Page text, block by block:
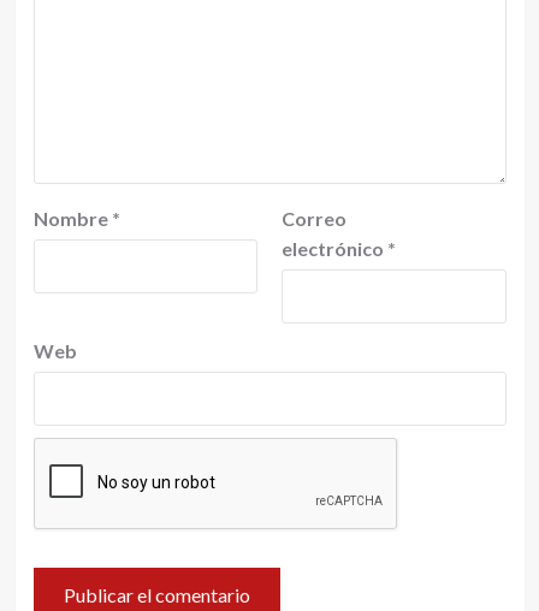
Nombre *
Correo
electrónico *
Web